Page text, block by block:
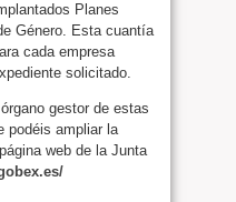
Planes
Género. Esta cuantía
cada empresa
solicitado.
gestor de estas
podéis ampliar la
web de la Junta